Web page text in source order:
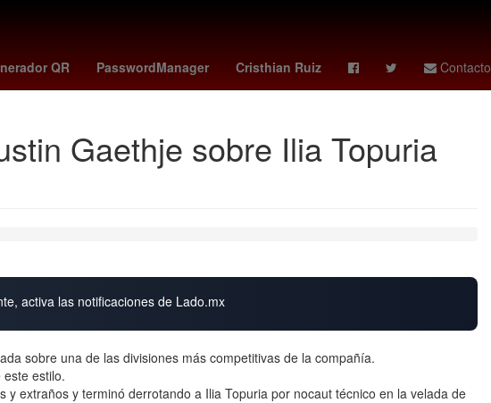
QR PasswordManager Cristhian Ruiz Contacto
pachuca femenil Zayn Malik 27 de marzo Pago
Gaethje sobre Ilia Topuria
activa las notificaciones de Lado.mx
sobre una de las divisiones más competitivas de la compañía.
estilo.
y extraños y terminó derrotando a Ilia Topuria por nocaut técnico en la velada de